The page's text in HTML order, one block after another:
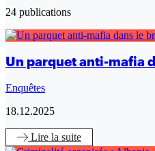
24 publications
Un parquet anti-mafia
Enquêtes
18.12.2025
Lire la suite